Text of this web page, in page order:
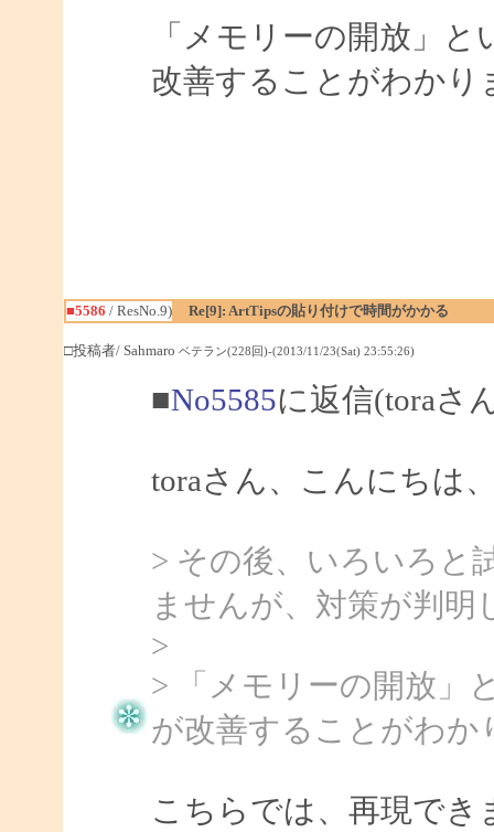
「メモリーの開放」
改善することがわかり
■5586 / ResNo.9) Re[9]: ArtTipsの貼り付けで時間がかかる
□投稿者/ Sahmaro ベテラン(228回)-(2013/11/23(Sat) 23:55:26)
■No5585に返信(toraさ
toraさん、こんにちは
> その後、いろいろと
ませんが、対策が判
>
> 「メモリーの開放」
が改善することがわか
こちらでは、再現でき